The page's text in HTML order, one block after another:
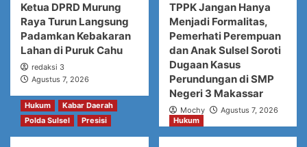
Ketua DPRD Murung
Raya Turun Langsung
Padamkan Kebakaran
Lahan di Puruk Cahu
redaksi 3
Agustus 7, 2026
TPPK Jangan Hanya
Menjadi Formalitas,
Pemerhati Perempuan
dan Anak Sulsel Soroti
Dugaan Kasus
Perundungan di SMP
Negeri 3 Makassar
Mochy Agustus 7, 2026
Hukum
Kabar Daerah
Polda Sulsel
Presisi Hukum